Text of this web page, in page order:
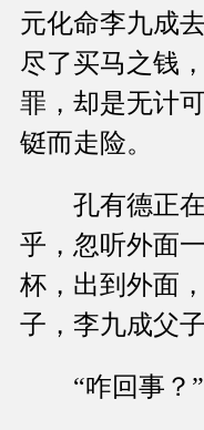
元化命李九成
尽了买马之钱
罪，却是无计
铤而走险。
孔有德正在
乎，忽听外面
杯，出到外面
子，李九成父
“咋回事？”